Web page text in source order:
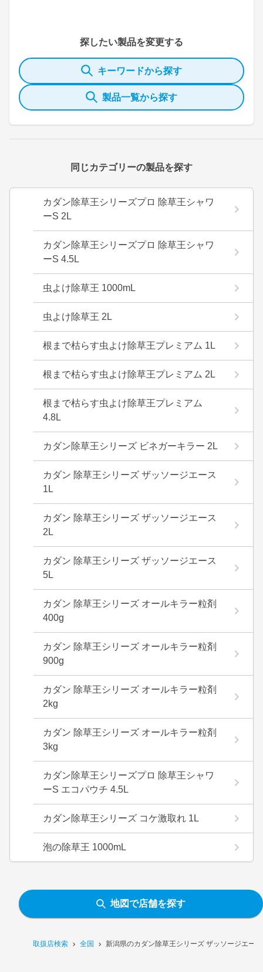
取扱店検索 全国 新潟県のカダン除草王シリーズ ザッソージエー
探したい製品を変更する
キーワードから探す
製品一覧から探す
同じカテゴリーの製品を探す
カダン除草王シリーズプロ 除草王シャワ
ーS 2L
カダン除草王シリーズプロ 除草王シャワ
ーS 4.5L
虫よけ除草王 1000mL
虫よけ除草王 2L
根まで枯らす虫よけ除草王プレミアム 1L
根まで枯らす虫よけ除草王プレミアム 2L
根まで枯らす虫よけ除草王プレミアム
4.8L
カダン除草王シリーズ ビネガーキラー 2L
カダン 除草王シリーズ ザッソージエース
1L
カダン 除草王シリーズ ザッソージエース
2L
カダン 除草王シリーズ ザッソージエース
5L
カダン 除草王シリーズ オールキラー粒剤
400g
カダン 除草王シリーズ オールキラー粒剤
900g
カダン 除草王シリーズ オールキラー粒剤
2kg
カダン 除草王シリーズ オールキラー粒剤
3kg
カダン除草王シリーズプロ 除草王シャワ
ーS エコパウチ 4.5L
カダン除草王シリーズ コケ激取れ 1L
泡の除草王 1000mL
地図で店舗を探す